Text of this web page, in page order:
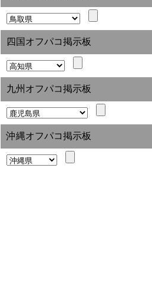
四国オフパコ掲示板
九州オフパコ掲示板
沖縄オフパコ掲示板